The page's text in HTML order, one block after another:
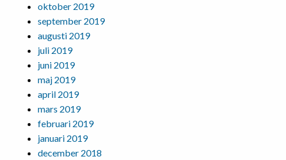
oktober 2019
september 2019
augusti 2019
juli 2019
juni 2019
maj 2019
april 2019
mars 2019
februari 2019
januari 2019
december 2018